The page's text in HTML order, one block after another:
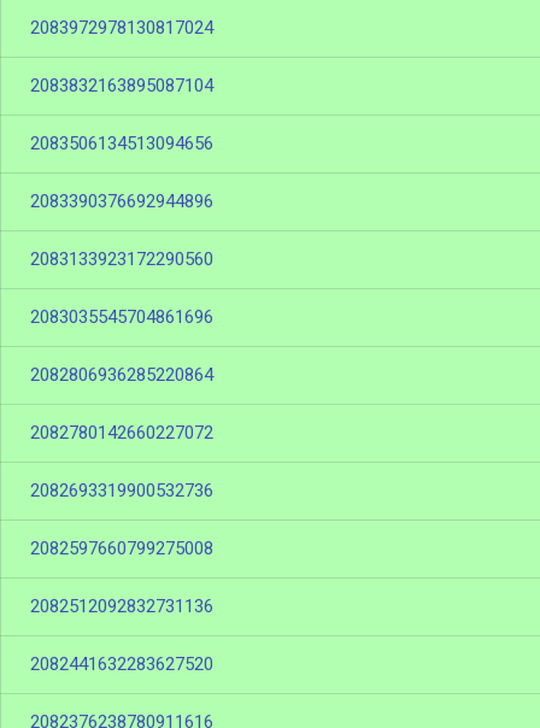
2083972978130817024
2083832163895087104
2083506134513094656
2083390376692944896
2083133923172290560
2083035545704861696
2082806936285220864
2082780142660227072
2082693319900532736
2082597660799275008
2082512092832731136
2082441632283627520
2082376238780911616